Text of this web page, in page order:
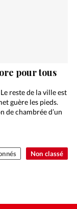
Non classé
pour tous
reste de la ville est
guère les pieds.
de chambrée d’un